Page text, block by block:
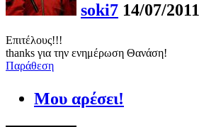
soki7 14/07/2011
Επιτέλους!!!
thanks για την ενημέρωση Θανάση!
Παράθεση
Μου αρέσει!